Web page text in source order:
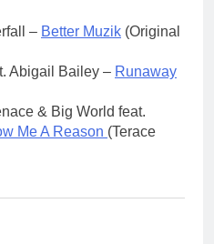
– Better Muzik (Original
Abigail Bailey – Runaway
& Big World feat.
Me A Reason (Terace